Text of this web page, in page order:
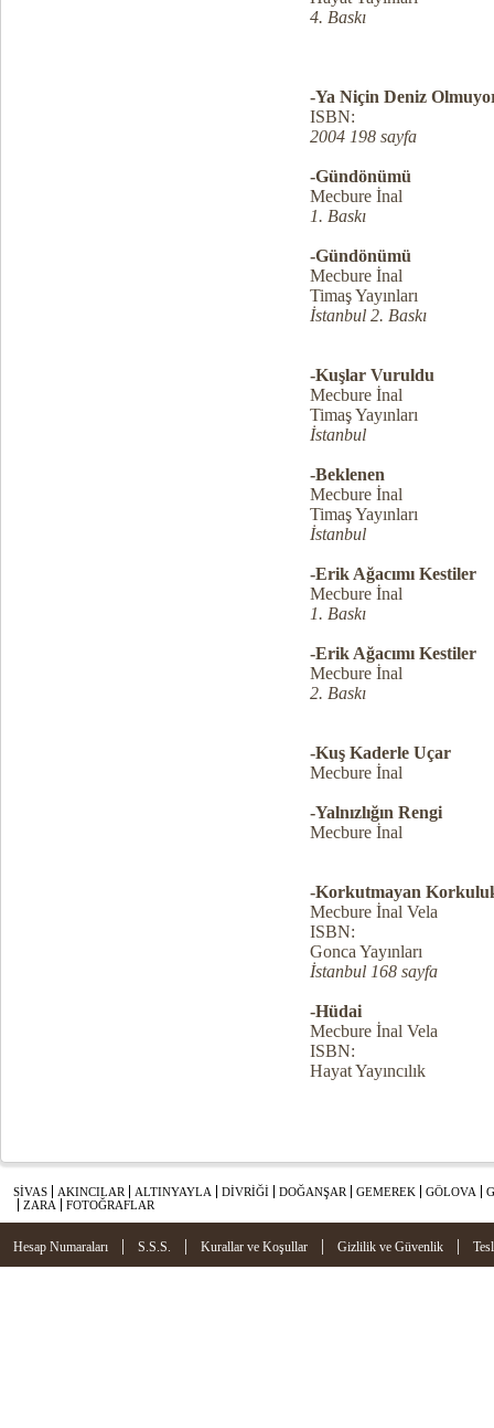
4. Baskı
-Ya Niçin Deniz
ISBN:
2004 198 sayfa
-Gündönümü
Mecbure İnal
1. Baskı
-Gündönümü
Mecbure İnal
Timaş Yayınları
İstanbul 2. Baskı
-Kuşlar Vuruldu
Mecbure İnal
Timaş Yayınları
İstanbul
-Beklenen
Mecbure İnal
Timaş Yayınları
İstanbul
-Erik Ağacımı Kestiler
Mecbure İnal
1. Baskı
-Erik Ağacımı Kestiler
Mecbure İnal
2. Baskı
-Kuş Kaderle Uçar
Mecbure İnal
-Yalnızlığın Rengi
Mecbure İnal
-Korkutmayan
Mecbure İnal Vela
ISBN:
Gonca Yayınları
İstanbul 168 sayfa
-Hüdai
Mecbure İnal Vela
ISBN:
Hayat Yayıncılık
SİVAS AKINCILAR ALTINYAYLA DİVRİĞİ DOĞANŞAR GEMEREK GÖLOVA
ZARA
FOTOĞRAFLAR
Hesap Numaraları | S.S.S. | Kurallar ve Koşullar | Gizlilik ve Güvenlik |